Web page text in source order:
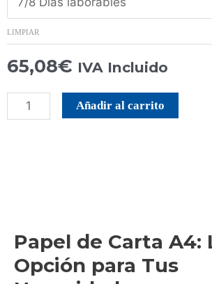
LIMPIAR
65,08€ IVA Incluido
Añadir al carrito
Papel de Carta A4:
Opción para Tus